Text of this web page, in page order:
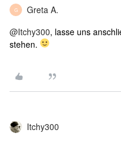
G Greta A.
@Itchy300, lasse uns
stehen.
Itchy300